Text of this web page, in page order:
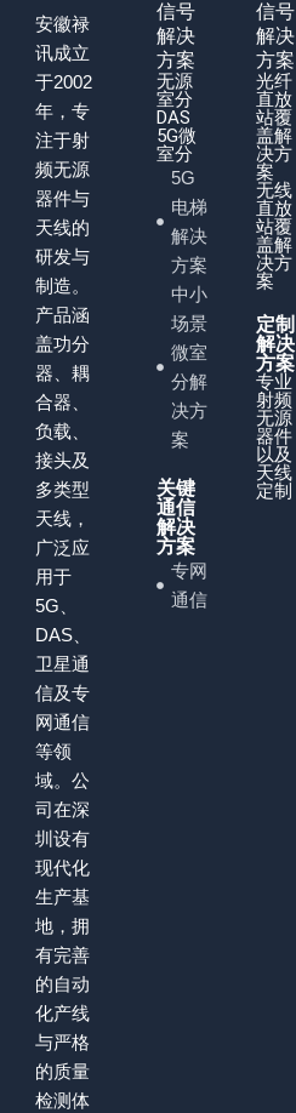
安徽禄
讯成立
于2002
年，专
注于射
频无源
器件与
天线的
研发与
制造。
产品涵
盖功分
器、耦
合器、
负载、
接头及
多类型
天线，
广泛应
用于
5G、
DAS、
卫星通
信及专
网通信
等领
域。公
司在深
圳设有
现代化
生产基
地，拥
有完善
的自动
化产线
与严格
的质量
检测体
信号
解决
方案
无源
室分
DAS
5G微
室分
5G
电梯
解决
方案
中小
场景
微室
分解
决方
案
关键
通信
解决
方案
专网
通信
信号
解决
方案
光纤
直放
站覆
盖解
决方
案
无线
直放
站覆
盖解
决方
案
定制
解决
方案
专业
射频
无源
器件
以及
天线
定制